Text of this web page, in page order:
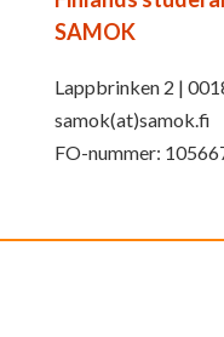
SAMOK
Lappbrinken 2 |
samok(at)samok.fi
FO-nummer: